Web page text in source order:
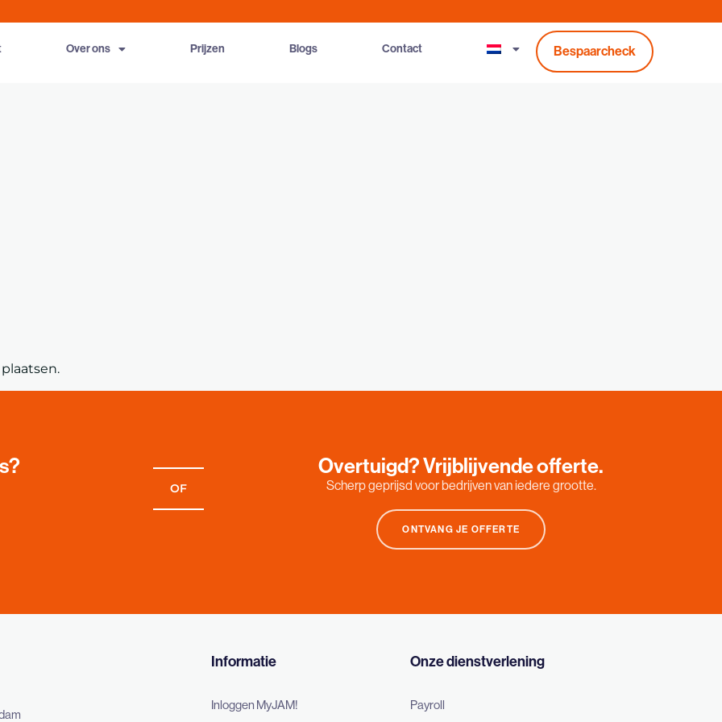
Over ons Prijzen Blogs Contact Bespaarcheck
OF
Overtuigd? Vrijblijvende offerte.
Scherp geprijsd voor bedrijven van iedere grootte.
ONTVANG JE OFFERTE
Informatie
Inloggen MyJAM!
Onze dienstverlening
Payroll